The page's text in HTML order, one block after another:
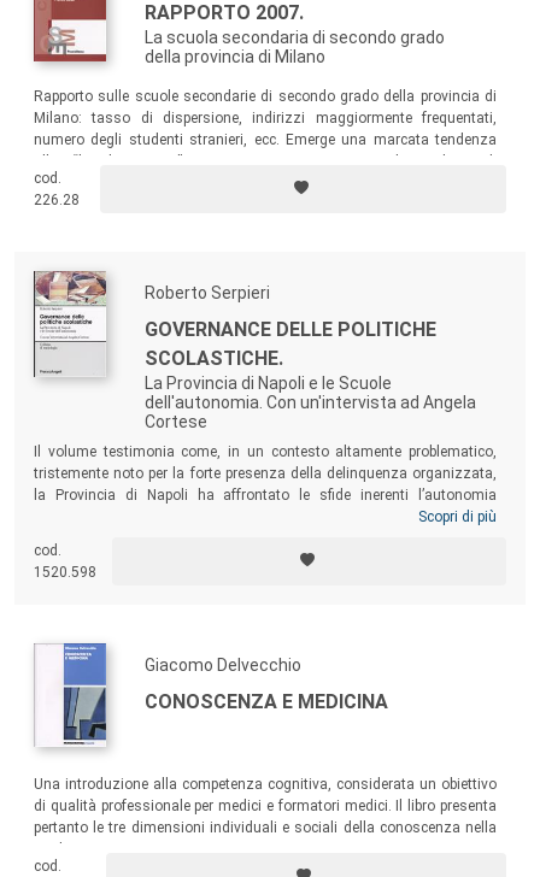
RAPPORTO 2007.
La scuola secondaria di secondo grado
della provincia di Milano
Rapporto sulle scuole secondarie di secondo grado della provincia di
Milano: tasso di dispersione, indirizzi maggiormente frequentati,
numero degli studenti stranieri, ecc. Emerge una marcata tendenza
nazionalità non italiana, una dispersione elevata.
cod.
226.28
Roberto Serpieri
GOVERNANCE DELLE POLITICHE
SCOLASTICHE.
La Provincia di Napoli e le Scuole
dell'autonomia. Con un'intervista ad Angela
Cortese
Il volume testimonia come, in un contesto altamente problematico,
tristemente noto per la forte presenza della delinquenza organizzata,
la Provincia di Napoli ha affrontato le sfide inerenti l’autonomia
scolastica, mobilitando risorse e attivando “fiducia” per costruire
nuove pratiche di lavoro, di decisione e di attuazione per le politiche
scolastiche della Provincia di Napoli.
Scopri di più
cod.
1520.598
Giacomo Delvecchio
CONOSCENZA E MEDICINA
Una introduzione alla competenza cognitiva, considerata un obiettivo
di qualità professionale per medici e formatori medici. Il libro presenta
pertanto le tre dimensioni individuali e sociali della conoscenza nella
cod.